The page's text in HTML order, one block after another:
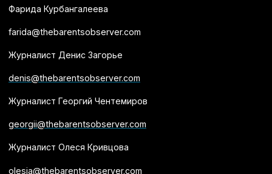
Фарида Курбангалеева
farida@thebarentsobserver.com
Журналист Денис Загорье
denis@thebarentsobserver.com
Журналист Георгий Чентемиров
georgii@thebarentsobserver.com
Журналист Олеся Кривцова
olesia@thebarentsobserver.com